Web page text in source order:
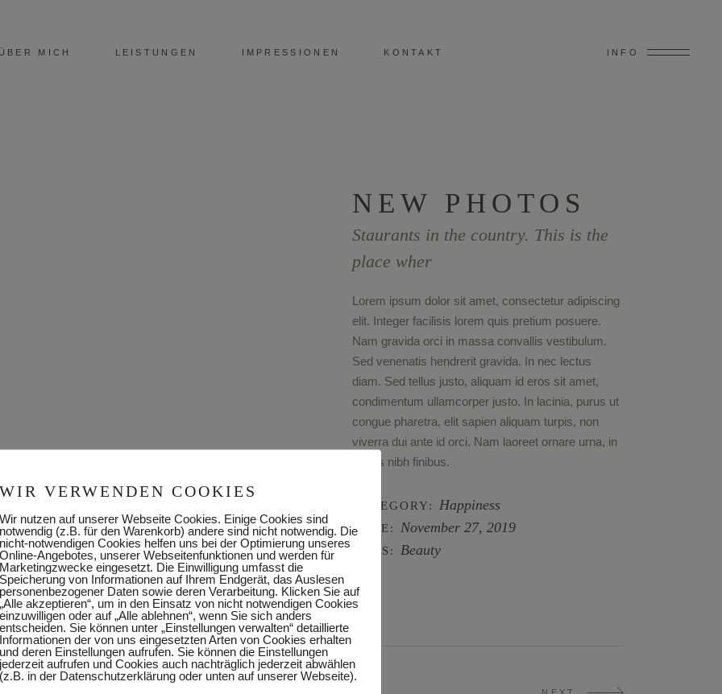
MICH LEISTUNGEN IMPRESSIONEN KONTAKT INFO
NEW PHOTOS
Staurants in the country. This is the
place wher
Lorem ipsum dolor sit amet, consectetur adipiscing
elit. Integer facilisis lorem quis pretium posuere.
Nam gravida orci in massa convallis vestibulum.
Sed venenatis hendrerit gravida. In nec lectus
diam. Sed tellus justo, aliquam id eros sit amet,
condimentum ullamcorper justo. In lacinia, purus ut
congue pharetra, elit sapien aliquam turpis, non
viverra dui ante id orci. Nam laoreet ornare urna, in
varius nibh finibus.
CATEGORY: Happiness
DATE: November 27, 2019
TAGS: Beauty
WIR VERWENDEN COOKIES
Wir nutzen auf unserer Webseite Cookies. Einige Cookies sind
notwendig (z.B. für den Warenkorb) andere sind nicht notwendig. Die
nicht-notwendigen Cookies helfen uns bei der Optimierung unseres
Online-Angebotes, unserer Webseitenfunktionen und werden für
Marketingzwecke eingesetzt. Die Einwilligung umfasst die
Speicherung von Informationen auf Ihrem Endgerät, das Auslesen
personenbezogener Daten sowie deren Verarbeitung. Klicken Sie auf
„Alle akzeptieren“, um in den Einsatz von nicht notwendigen Cookies
einzuwilligen oder auf „Alle ablehnen“, wenn Sie sich anders
entscheiden. Sie können unter „Einstellungen verwalten“ detaillierte
Informationen der von uns eingesetzten Arten von Cookies erhalten
und deren Einstellungen aufrufen. Sie können die Einstellungen
jederzeit aufrufen und Cookies auch nachträglich jederzeit abwählen
(z.B. in der Datenschutzerklärung oder unten auf unserer Webseite).